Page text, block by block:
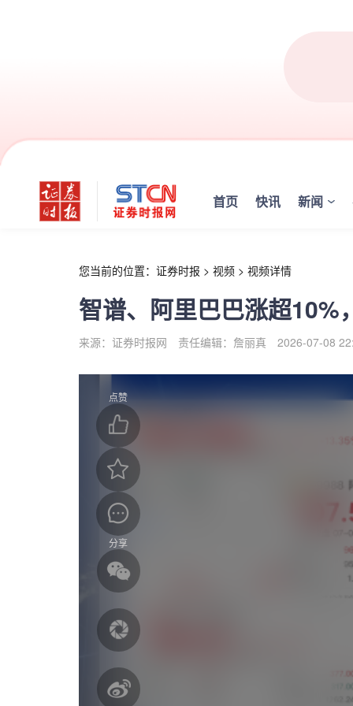
首页 快讯 新闻
您当前的位置： 证券时报 > 视频 > 视频详情
智谱、阿里巴巴涨超10%
来源：证券时报网 责任编辑：詹丽真 2026-07-08
点赞
分享